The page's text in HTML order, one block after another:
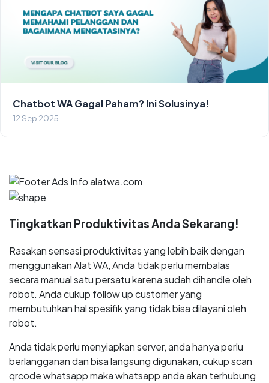
Chatbot WA Gagal Paham? Ini Solusinya!
12 Sep 2025
Tingkatkan Produktivitas Anda Sekarang!
Rasakan sensasi produktivitas yang lebih baik dengan
menggunakan Alat WA, Anda tidak perlu membalas
secara manual satu persatu karena sudah dihandle oleh
robot. Anda cukup follow up customer yang
membutuhkan hal spesifik yang tidak bisa dilayani oleh
robot.
Anda tidak perlu menyiapkan server, anda hanya perlu
berlangganan dan bisa langsung digunakan, cukup scan
qrcode whatsapp maka whatsapp anda akan terhubung